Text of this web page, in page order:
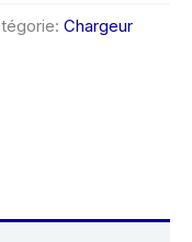
Chargeur